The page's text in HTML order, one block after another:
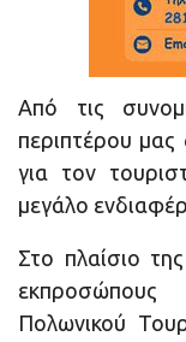
Από τις
περιπτέρου
για τον
μεγάλο
Στο πλαίσιο
Πολωνικού